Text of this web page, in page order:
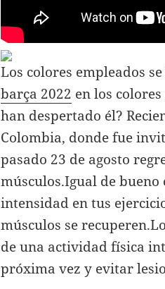
Los colores empleados
barça 2022 en los
han despertado él?
Colombia, donde fue
pasado 23 de agosto
músculos.Igual de
intensidad en tus
músculos se
de una actividad física
próxima vez y evitar